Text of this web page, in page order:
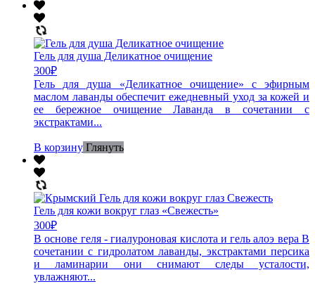
Гель для душа Деликатное очищение
300₽
Гель для душа «Деликатное очищение» с эфирным
маслом лаванды обеспечит ежедневный уход за кожей и
ее бережное очищение Лаванда в сочетании с
экстрактами...
В корзину Глянуть
Гель для кожи вокруг глаз «Свежесть»
300₽
В основе геля - гиалуроновая кислота и гель алоэ вера В
сочетании с гидролатом лаванды, экстрактами персика
и ламинарии они снимают следы усталости,
увлажняют...